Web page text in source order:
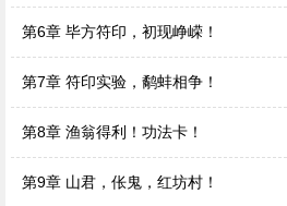
第6章 毕方符印，初现峥嵘！
第7章 符印实验，鹬蚌相争！
第8章 渔翁得利！功法卡！
第9章 山君，伥鬼，红坊村！